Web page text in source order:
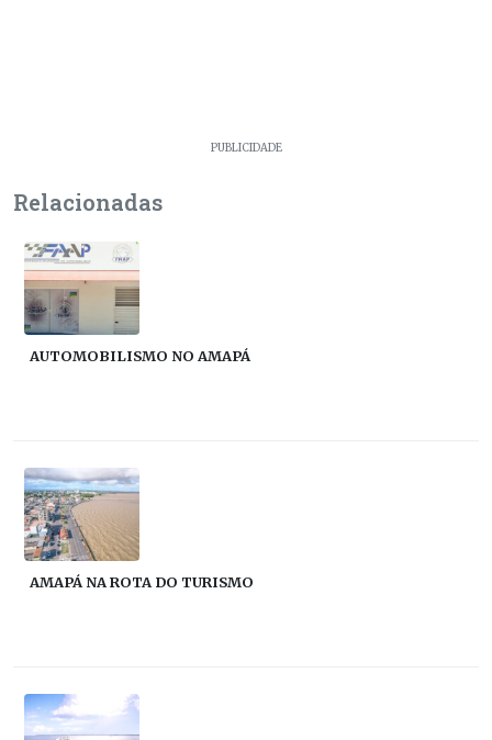
PUBLICIDADE
Relacionadas
AUTOMOBILISMO NO AMAPÁ
AMAPÁ NA ROTA DO TURISMO